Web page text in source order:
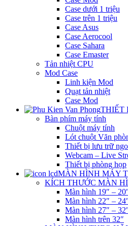
Case dưới 1 triệu
Case trên 1 triệu
Case Asus
Case Aerocool
Case Sahara
Case Emaster
Tản nhiệt CPU
Mod Case
Linh kiện Mod
Quạt tản nhiệt
Case Mod
THIẾT
Bàn phím máy tính
Chuột máy tính
Lót chuột Văn
Thiết bị lưu trữ
Webcam – Live
Thiết bị phòng họp
MÀN HÌNH MÁY
KÍCH THƯỚC MÀN
Màn hình 19″ –
Màn hình 22″ –
Màn hình 27″ –
Màn hình trên 32″